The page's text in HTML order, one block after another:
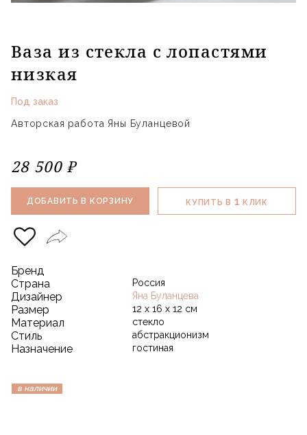
Ваза из стекла с лопастями
низкая
Под заказ
Авторская работа Яны Буланцевой
28 500 ₽
ДОБАВИТЬ В КОРЗИНУ КУПИТЬ В 1 КЛИК
Бренд
Страна
Россия
Дизайнер Яна Буланцева
Размер 12 х 16 х 12 см
Материал стекло
Стиль абстракционизм
Назначение гостиная
в наличии